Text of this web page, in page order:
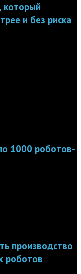
который
и без риска
1000 роботов-
производство
роботов